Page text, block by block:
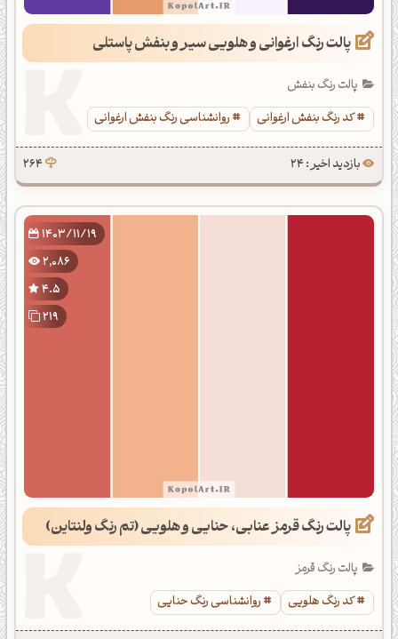
پالت رنگ ارغوانی و هلویی سیر و بنفش پاستلی
پالت رنگ بنفش
کد رنگ بنفش ارغوانی
روانشناسی رنگ بنفش ارغوانی
بازدید اخیر : 24 264
1403/11/19
2,086
4.5
219
پالت رنگ قرمز عنابی، حنایی و هلویی (تم رنگ ولنتاین)
پالت رنگ قرمز
کد رنگ هلویی
روانشناسی رنگ حنایی